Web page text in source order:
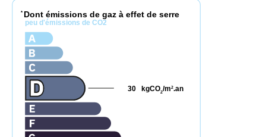
* Dont émissions de gaz à effet de serre
peu d'émissions de CO2
kgCO2/m2.an
30